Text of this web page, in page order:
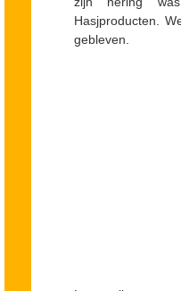
Hasjproducten.
gebleven.